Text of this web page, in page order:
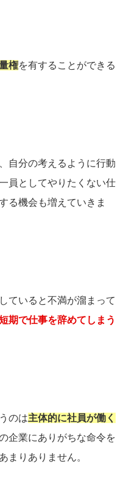
権を有することができる
自分の考えるように行動
員としてやりたくない仕
る機会も増えていきま
ていると不満が溜まって
期で仕事を辞めてしまう
のは主体的に社員が働く
企業にありがちな命令を
まりありません。